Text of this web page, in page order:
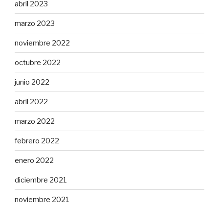
abril 2023
marzo 2023
noviembre 2022
octubre 2022
junio 2022
abril 2022
marzo 2022
febrero 2022
enero 2022
diciembre 2021
noviembre 2021